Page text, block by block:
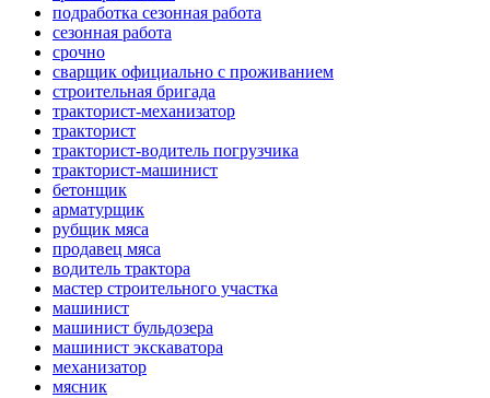
подработка сезонная работа
сезонная работа
срочно
сварщик официально с проживанием
строительная бригада
тракторист-механизатор
тракторист
тракторист-водитель погрузчика
тракторист-машинист
бетонщик
арматурщик
рубщик мяса
продавец мяса
водитель трактора
мастер строительного участка
машинист
машинист бульдозера
машинист экскаватора
механизатор
мясник